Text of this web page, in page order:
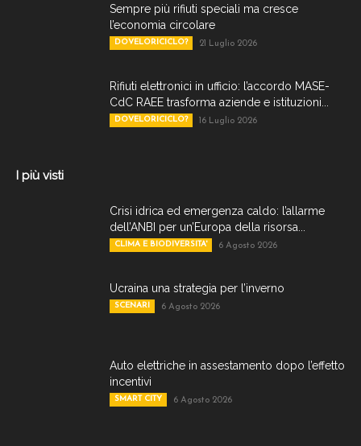
Sempre più rifiuti speciali ma cresce
l’economia circolare
DOVELORICICLO? 21 Luglio 2026
Rifiuti elettronici in ufficio: l’accordo MASE-
CdC RAEE trasforma aziende e istituzioni...
DOVELORICICLO? 16 Luglio 2026
I più visti
Crisi idrica ed emergenza caldo: l’allarme
dell’ANBI per un’Europa della risorsa...
CLIMA E BIODIVERSITA' 6 Agosto 2026
Ucraina una strategia per l’inverno
SCENARI 6 Agosto 2026
Auto elettriche in assestamento dopo l’effetto
incentivi
SMART CITY 6 Agosto 2026